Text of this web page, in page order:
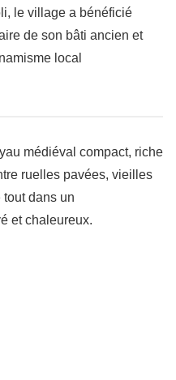
le village a bénéficié
de son bâti ancien et
local
médiéval compact, riche
ruelles pavées, vieilles
dans un
et chaleureux.